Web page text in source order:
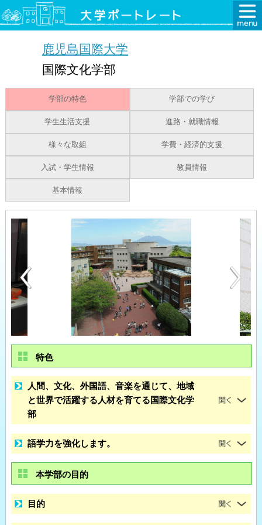
鹿児島国際大学
国際文化学部
学部の特色 学部での学び
学生生活支援 進路・就職情報
様々な取組 学費・経済的支援
入試・学生情報 教員情報
基本情報
特色
人間、文化、外国語、音楽を通じて、地域
と世界で活躍する人材を育てる国際文化学
部
語学力を強化します。
本学部の目的
目的